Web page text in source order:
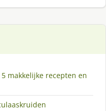
makkelijke recepten en